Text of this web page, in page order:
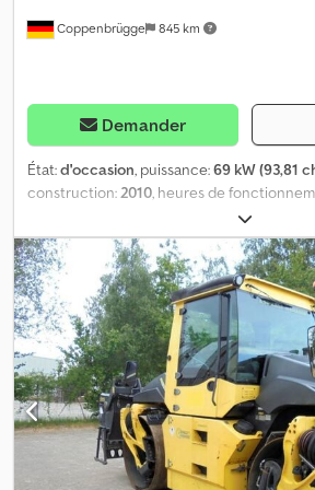
Coppenbrügge 845 km
Demander
État:d'occasion, puissance:69 kW (93,81
construction:2010, heures de
, = Autres
Hydraulique supplémentaire = Remarques
RUSSE - YURIY portable : Cabine ROPS
Bandages segmentés 1,0 mm, traction et
l'arrière. Direction articulée, 5 modes de
sélectionnables. Système de mesure et
compactage ASPHALT-MANAGER avec
mesure de la température. Force de
amplitudes. Arrosage intermittent. Siège
latéralement réglable. Moteur Kubota 4
kW - 94 ch. Éclairage routier conforme
Dispositif d'appui et de découpe de